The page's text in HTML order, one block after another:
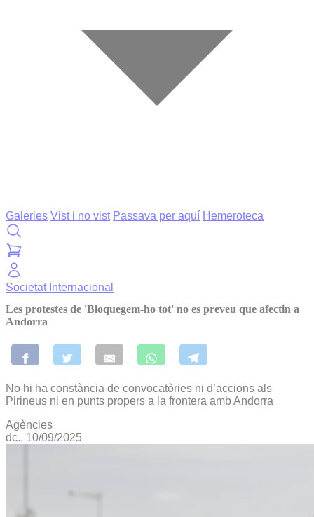
Galeries Vist i no vist Passava per aquí Hemeroteca
Societat Internacional
Les protestes de 'Bloquegem-ho tot' no es preveu que afectin a
Andorra
No hi ha constància de convocatòries ni d’accions als
Pirineus ni en punts propers a la frontera amb Andorra
Agències
dc., 10/09/2025